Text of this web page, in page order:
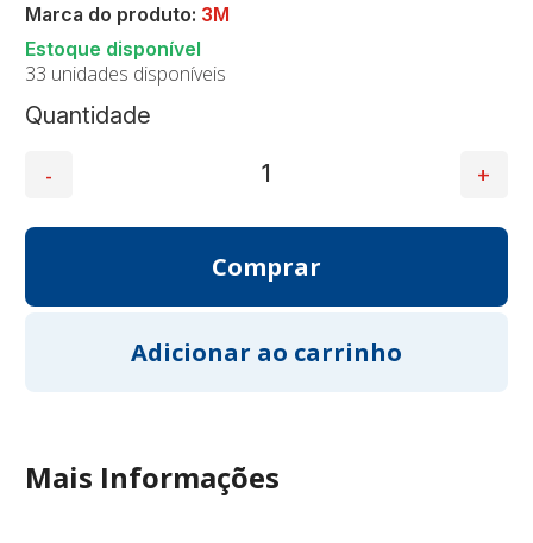
Quantidade
33 unidades disponíveis
Marca do produto: 3M
Mais Informações